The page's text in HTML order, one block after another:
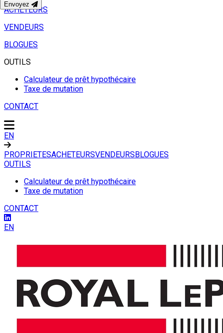
ACHETEURS
VENDEURS
BLOGUES
OUTILS
Calculateur de prêt hypothécaire
Taxe de mutation
CONTACT
EN
PROPRIETESACHETEURSVENDEURSBLOGUES
OUTILS
Calculateur de prêt hypothécaire
Taxe de mutation
CONTACT
EN
Envoyez